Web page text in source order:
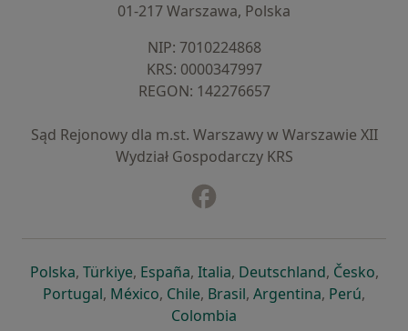
01-217 Warszawa, Polska
NIP: ⁠7010224868
KRS: ⁠0000347997
REGON: ⁠142276657
Sąd Rejonowy dla m.st. Warszawy w Warszawie XII
Wydział Gospodarczy KRS
Polskaotwiera się w nowej karcie
, Türkiyeotwiera się w nowej karcie
, Españaotwiera się w nowej karcie
, Italiaotwiera się w nowej
, Deutschlandotwiera się
, Česko,
Portugalotwiera się w nowej karcie
, Méxicootwiera się w nowej karcie
, Chileotwiera się w nowej karcie
, Brasilotwiera się w nowej
, Argentinaotwiera się
, Perú,
Colombia